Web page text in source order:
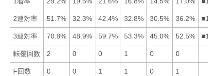
2連対率 51.7% 32.3% 42.4% 32.8% 30.5% 36.2%
3連対率 70.8% 48.9% 59.7% 53.3% 45.0% 52.5%
転覆回数 2 0 0 1 0 0
F回数 0 0 1 1 0 1